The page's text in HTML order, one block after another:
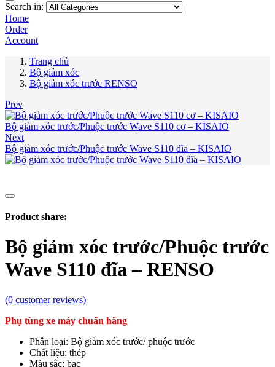
Search in:
Home
Order
Account
Trang chủ
Bộ giảm xóc
Bộ giảm xóc trước RENSO
Prev
Bộ giảm xóc trước/Phuộc trước Wave S110 cơ – KISAIO
Next
Bộ giảm xóc trước/Phuộc trước Wave S110 đĩa – KISAIO
Product share:
Bộ giảm xóc trước/Phuộc trước
Wave S110 đĩa – RENSO
(0 customer reviews)
Phụ tùng xe máy chuẩn hãng
Phân loại: Bộ giảm xóc trước/ phuộc trước
Chất liệu: thép
Màu sắc: bạc